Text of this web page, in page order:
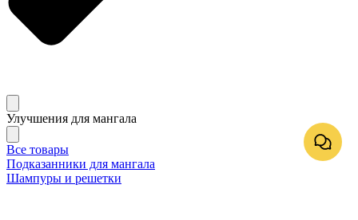
Улучшения для мангала
Все товары
Подказанники для мангала
Шампуры и решетки